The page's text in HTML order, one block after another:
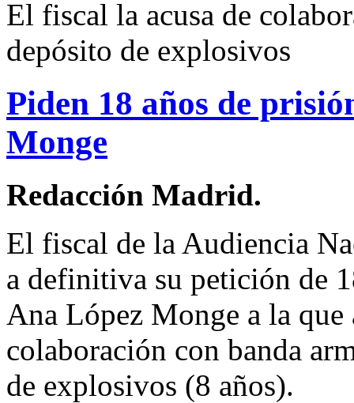
El fiscal la acusa de
depósito de explosivos
Piden 18 años de
Monge
Redacción Madrid.
El fiscal de la Audiencia
a definitiva su petición de
Ana López Monge a la que
colaboración con banda
de explosivos (8 años).